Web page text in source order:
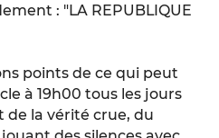
: "LA REPUBLIQUE
points de ce qui peut
à 19h00 tous les jours
de la vérité crue, du